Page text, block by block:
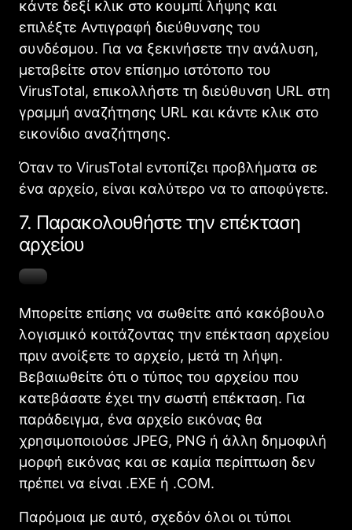
κάντε δεξί κλικ στο κουμπί λήψης και
επιλέξτε Αντιγραφή διεύθυνσης του
συνδέσμου. Για να ξεκινήσετε την ανάλυση,
μεταβείτε στον επίσημο ιστότοπο του
VirusTotal, επικολλήστε τη διεύθυνση URL στη
γραμμή αναζήτησης URL και κάντε κλικ στο
εικονίδιο αναζήτησης.
Όταν το VirusTotal εντοπίζει προβλήματα σε
ένα αρχείο, είναι καλύτερο να το αποφύγετε.
7. Παρακολουθήστε την επέκταση
αρχείου
Μπορείτε επίσης να σωθείτε από κακόβουλο
λογισμικό κοιτάζοντας την επέκταση αρχείου
πριν ανοίξετε το αρχείο, μετά τη λήψη.
Βεβαιωθείτε ότι ο τύπος του αρχείου που
κατεβάσατε έχει την σωστή επέκταση. Για
παράδειγμα, ένα αρχείο εικόνας θα
χρησιμοποιούσε JPEG, PNG ή άλλη δημοφιλή
μορφή εικόνας και σε καμία περίπτωση δεν
πρέπει να είναι .EXE ή .COM.
Παρόμοια με αυτό, σχεδόν όλοι οι τύποι